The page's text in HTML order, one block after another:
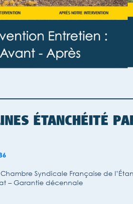
ÉTANCHÉITÉ
Syndicale Française de
– Garantie décennale